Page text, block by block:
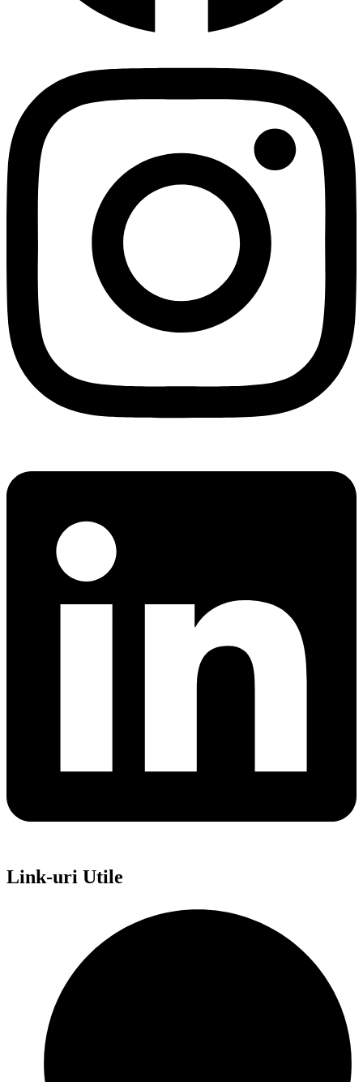
Link-uri Utile